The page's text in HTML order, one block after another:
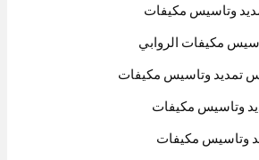
وتاسيس مكيفات
مكيفات الروابي
تمديد وتاسيس مكيفات
وتاسيس مكيفات
وتاسيس مكيفات